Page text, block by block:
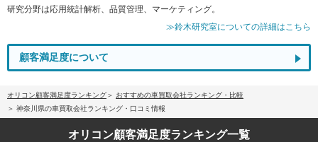
研究分野は応用統計解析、品質管理、マーケティング。
≫鈴木研究室についての詳細はこちら
顧客満足度について
オリコン顧客満足度ランキング
おすすめの車買取会社ランキング・比較
神奈川県の車買取会社ランキング・口コミ情報
オリコン顧客満足度ランキング一覧